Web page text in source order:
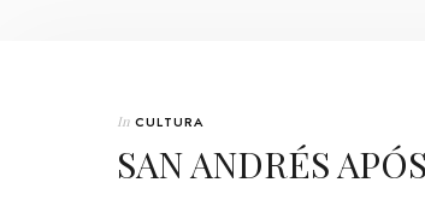
In CULTURA
SAN ANDRÉS